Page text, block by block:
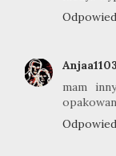
Anjaa1103
mam